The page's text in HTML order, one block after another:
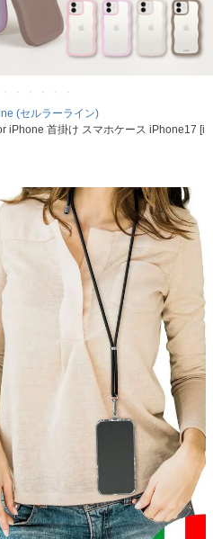
(セルラーライン)
iPhone 首掛け スマホケース iPhone17 [i